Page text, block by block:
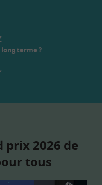
terme ?
prix 2026 de
tous